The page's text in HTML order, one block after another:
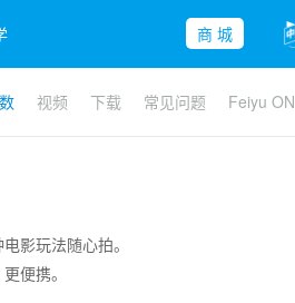
商 城
3 SE
子-Mini 2
Pocket
视频 下载 常见问题 Feiyu ON
影玩法随心拍。
便携。